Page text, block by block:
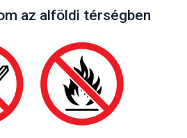
az alföldi térségben